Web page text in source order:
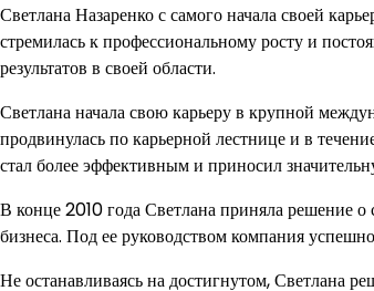
Светлана Назаренко с самого начала своей
стремилась к профессиональному росту и
результатов в своей области.
Светлана начала свою карьеру в крупной
продвинулась по карьерной лестнице и в
стал более эффективным и приносил
В конце 2010 года Светлана приняла решение
бизнеса. Под ее руководством компания
Не останавливаясь на достигнутом, Светлана